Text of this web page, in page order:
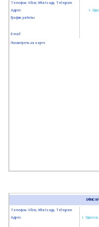
Телефон: Viber, Whatsapp, Telegram
Адрес
г.
График работы
E-mail
Посмотреть на карте
ОФИС №
Телефон: Viber, Whatsapp, Telegram
Адрес
г. Одесса,